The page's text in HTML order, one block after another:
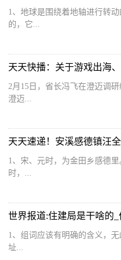
1、地球是围绕着地轴进行转
的，它...
2月15日，省长冯飞在澄迈调
澄迈...
天天速递！安溪感德镇汪
1、宋、元时，为金田乡感德
时，...
世界报道:住建局是干啥的_
1、组词应该有明确的含义，
址...